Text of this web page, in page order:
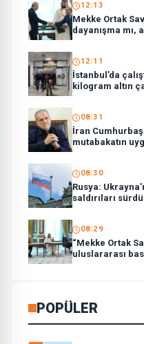
12:13
Mekke Ortak
dayanışma mı,
12:11
İstanbul’da
kilogram altın
08:31
İran
mutabakatın
08:30
Rusya:
saldırıları
08:29
“Mekke Ortak
uluslararası
POPÜLER